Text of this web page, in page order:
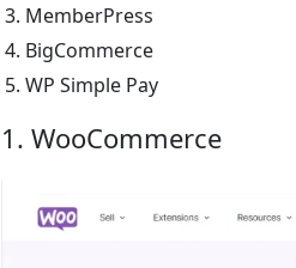
MemberPress
BigCommerce
WP Simple Pay
1. WooCommerce